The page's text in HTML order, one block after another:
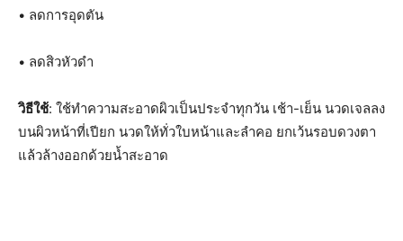
• ลดการอุดตัน
• ลดสิวหัวดำ
วิธีใช้: ใช้ทำความสะอาดผิวเป็นประจำทุกวัน เช้า-เย็น นวดเจลลง
บนผิวหน้าที่เปียก นวดให้ทั่วใบหน้าและลำคอ ยกเว้นรอบดวงตา
แล้วล้างออกด้วยน้ำสะอาด